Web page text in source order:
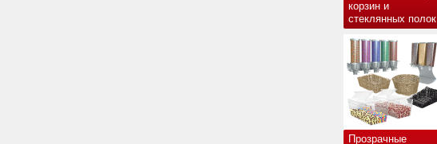
корзин и
стеклянных полок
Прозрачные